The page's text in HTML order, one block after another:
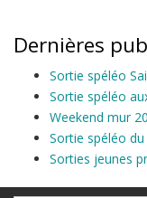
Dernières
Sortie spéléo
Sortie spéléo
Weekend mur
Sortie spéléo
Sorties jeunes